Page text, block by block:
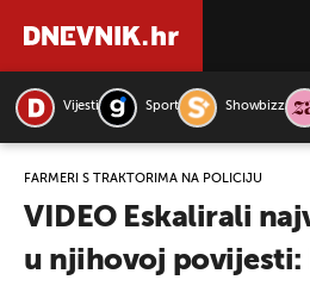
Vijesti Sport Showbizz
FARMERI S TRAKTORIMA NA POLICIJU
VIDEO Eskalirali
u njihovoj povijesti:
PRETRAŽITE VIJESTI